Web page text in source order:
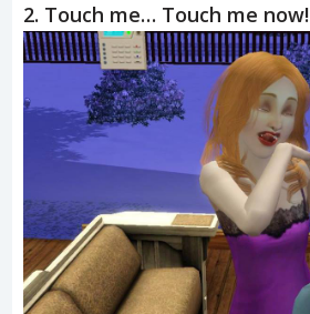
2. Touch me… Touch me now!